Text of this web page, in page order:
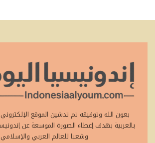
بعون الله وتوفيقه تم تدشين الموقع الإلكتروني
بالعربية بهدف إعطاء الصورة الموسعة عن
وشعبا للعالم العربي والإسلامي.